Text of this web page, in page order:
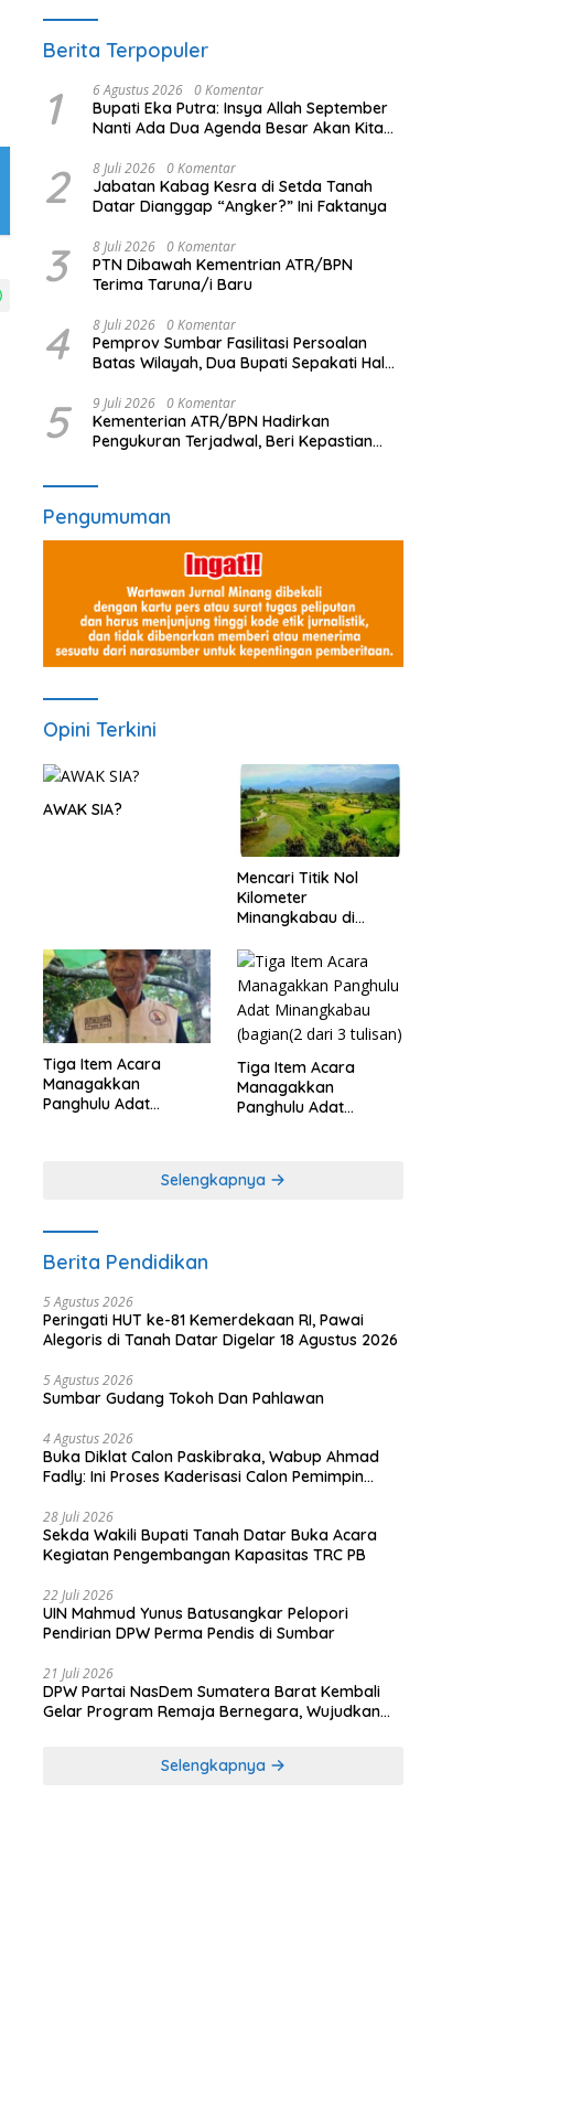
Berita Terpopuler
1 6 Agustus 2026 0 Komentar
Bupati Eka Putra: Insya Allah September
Nanti Ada Dua Agenda Besar Akan Kita
2 8 Juli 2026 0 Komentar
Jabatan Kabag Kesra di Setda Tanah
Datar Dianggap “Angker?” Ini Faktanya
3 8 Juli 2026 0 Komentar
PTN Dibawah Kementrian ATR/BPN
Terima Taruna/i Baru
4 8 Juli 2026 0 Komentar
Pemprov Sumbar Fasilitasi Persoalan
Batas Wilayah, Dua Bupati Sepakati Hal
5 9 Juli 2026 0 Komentar
Kementerian ATR/BPN Hadirkan
Pengukuran Terjadwal, Beri Kepastian
Pengumuman
Opini Terkini
AWAK SIA?
Mencari Titik Nol
Kilometer
Minangkabau di
Dimanakah Lokasi
nya?
Tiga Item Acara
Managakkan
Panghulu Adat
Tiga Item Acara
Managakkan
Panghulu Adat
Selengkapnya
Berita Pendidikan
5 Agustus 2026
Peringati HUT ke-81 Kemerdekaan RI, Pawai
Alegoris di Tanah Datar Digelar 18 Agustus 2026
5 Agustus 2026
Sumbar Gudang Tokoh Dan Pahlawan
4 Agustus 2026
Buka Diklat Calon Paskibraka, Wabup Ahmad
Fadly: Ini Proses Kaderisasi Calon Pemimpin
28 Juli 2026
Sekda Wakili Bupati Tanah Datar Buka Acara
Kegiatan Pengembangan Kapasitas TRC PB
22 Juli 2026
UIN Mahmud Yunus Batusangkar Pelopori
Pendirian DPW Perma Pendis di Sumbar
21 Juli 2026
DPW Partai NasDem Sumatera Barat Kembali
Gelar Program Remaja Bernegara, Wujudkan
Selengkapnya